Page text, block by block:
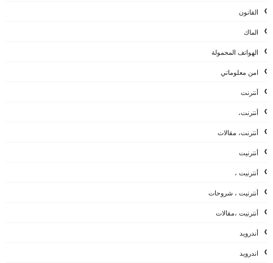
القانون
الماك
الهواتف المحمولة
امن معلوماتي
أنترنت
أنترنت،
أنترنت، مقالات
أنترنيت
أنترنيت ،
أنترنيت ، شروحات
أنترنيت ،مقالات
أندرويد
اندرويد